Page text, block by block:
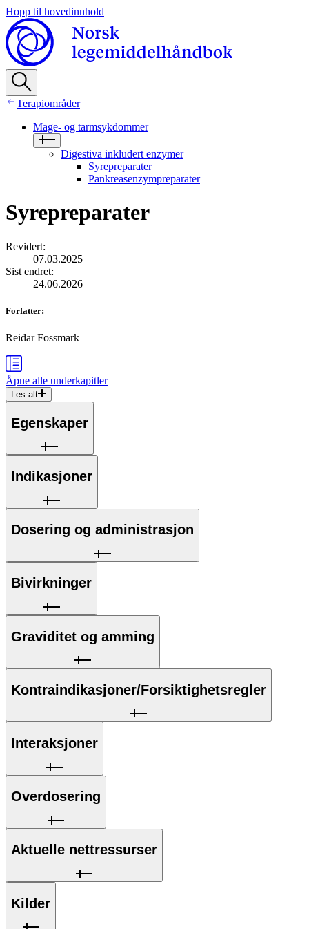
Hopp til hovedinnhold
Terapiområder
Mage- og tarmsykdommer
Digestiva inkludert enzymer
Syrepreparater
Pankreasenzympreparater
Syrepreparater
Revidert:
07.03.2025
Sist endret:
24.06.2026
Forfatter:
Reidar Fossmark
Åpne alle underkapitler
Les alt
Egenskaper
Indikasjoner
Dosering og administrasjon
Bivirkninger
Graviditet og amming
Kontraindikasjoner/Forsiktighetsregler
Interaksjoner
Overdosering
Aktuelle nettressurser
Kilder